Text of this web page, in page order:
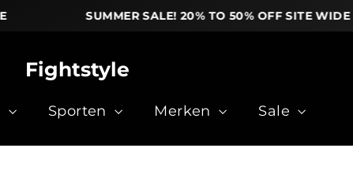
SUMMER SALE! 20% TO 50% OFF SITE WIDE
Fightstyle
Sporten Merken Sale